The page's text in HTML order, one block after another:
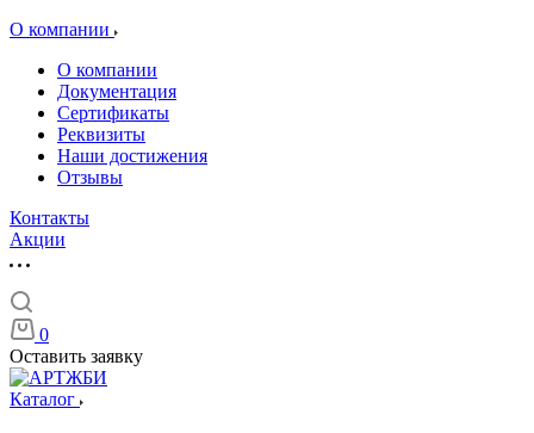
О компании
О компании
Документация
Сертификаты
Реквизиты
Наши достижения
Отзывы
Контакты
Акции
0
Оставить заявку
Каталог